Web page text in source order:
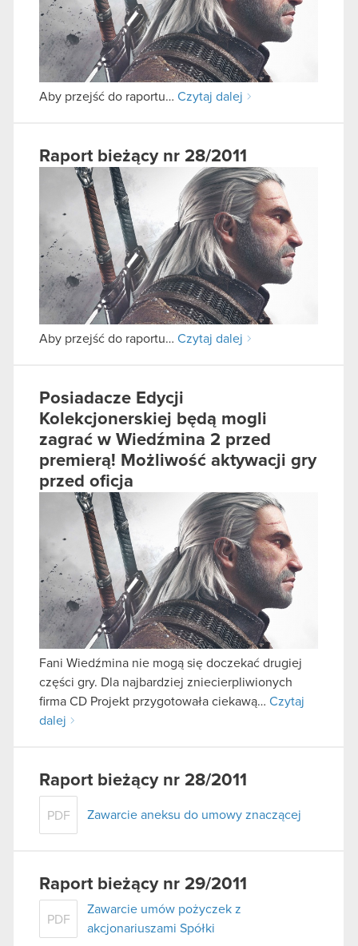
Aby przejść do raportu… Czytaj dalej
Raport bieżący nr 28/2011
Aby przejść do raportu… Czytaj dalej
Posiadacze Edycji
Kolekcjonerskiej będą mogli
zagrać w Wiedźmina 2 przed
premierą! Możliwość aktywacji gry
przed oficja
Fani Wiedźmina nie mogą się doczekać drugiej
części gry. Dla najbardziej zniecierpliwionych
firma CD Projekt przygotowała ciekawą… Czytaj
dalej
Raport bieżący nr 28/2011
PDF Zawarcie aneksu do umowy znaczącej
Raport bieżący nr 29/2011
PDF
Zawarcie umów pożyczek z
akcjonariuszami Spółki